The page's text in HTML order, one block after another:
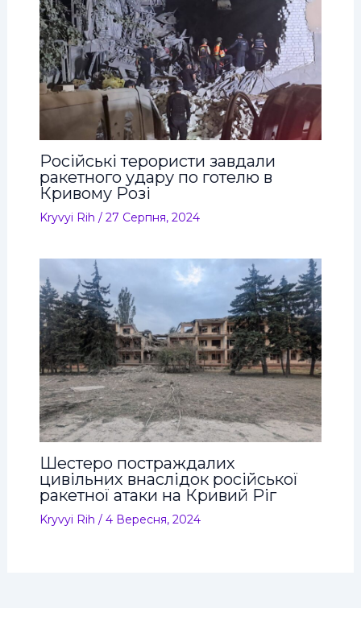
Російські терористи завдали
ракетного удару по готелю в
Кривому Розі
Kryvyi Rih / 27 Серпня, 2024
Шестеро постраждалих
цивільних внаслідок російської
ракетної атаки на Кривий Ріг
Kryvyi Rih / 4 Вересня, 2024